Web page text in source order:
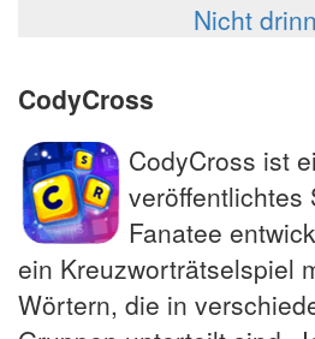
Nicht
CodyCross
CodyCross ist
veröffentlichtes
Fanatee
ein Kreuzworträtselspiel
Wörtern, die in